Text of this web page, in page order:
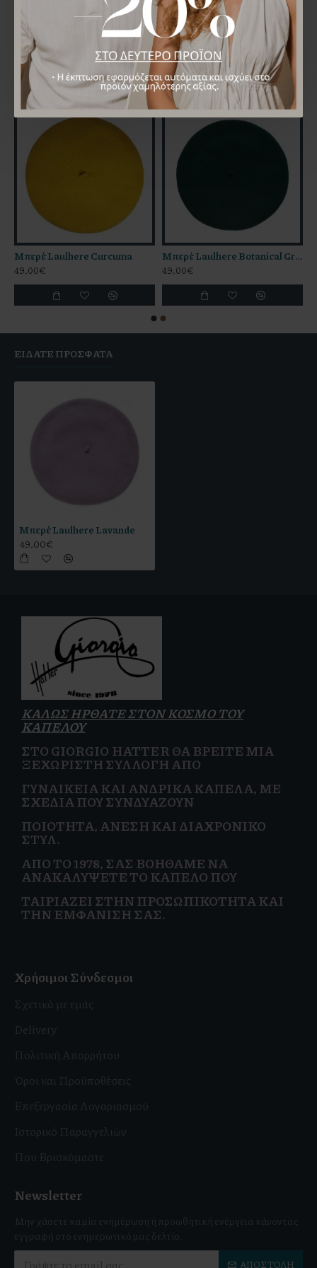
ΜΠΟΡΕΊ ΝΑ ΣΑΣ ΑΡΈΣΕΙ ΑΠΌ ΤΗΝ ΊΔΙΑ ΜΆΡΚΑ
Μπερέ Laulhere Curcuma
49,00€
Μπερέ Laulhere Botanical Green
49,00€
ΕΊΔΑΤΕ ΠΡΌΣΦΑΤΑ
Μπερέ Laulhere Lavande
49,00€
ΚΑΛΩΣ ΗΡΘΑΤΕ ΣΤΟΝ ΚΟΣΜΟ ΤΟΥ
ΚΑΠΕΛΟΥ
ΣΤΟ GIORGIO HATTER ΘΑ ΒΡΕΊΤΕ ΜΙΑ
ΞΕΧΩΡΙΣΤΉ ΣΥΛΛΟΓΉ ΑΠΌ
ΓΥΝΑΙΚΕΊΑΚΑΙΑΝΔΡΙΚΆ ΚΑΠΈΛΑ, ΜΕ
ΣΧΈΔΙΑ ΠΟΥ ΣΥΝΔΥΆΖΟΥΝ
ΠΟΙΌΤΗΤΑ, ΆΝΕΣΗ ΚΑΙΔΙΑΧΡΟΝΙΚΌ
ΣΤΥΛ.
ΑΠΌ ΤΟ 1978, ΣΑΣ ΒΟΗΘΆΜΕ ΝΑ
ΑΝΑΚΑΛΎΨΕΤΕ ΤΟ ΚΑΠΈΛΟ ΠΟΥ
ΤΑΙΡΙΆΖΕΙ ΣΤΗΝΠΡΟΣΩΠΙΚΌΤΗΤΑ ΚΑΙ
ΤΗΝ ΕΜΦΆΝΙΣΗ ΣΑΣ.
Χρήσιμοι Σύνδεσμοι
Σχετικά με εμάς
Delivery
Πολιτική Απορρήτου
Όροι και Προϋποθέσεις
Επεξεργασία Λογαριασμού
Ιστορικό Παραγγελιών
Που Βρισκόμαστε
Newsletter
Μην χάσετε καμία ενημέρωση ή προωθητική ενέργεια κάνοντας
εγγραφή στο ενημερωτικό μας δελτίο.
ΑΠΟΣΤΟΛΉ